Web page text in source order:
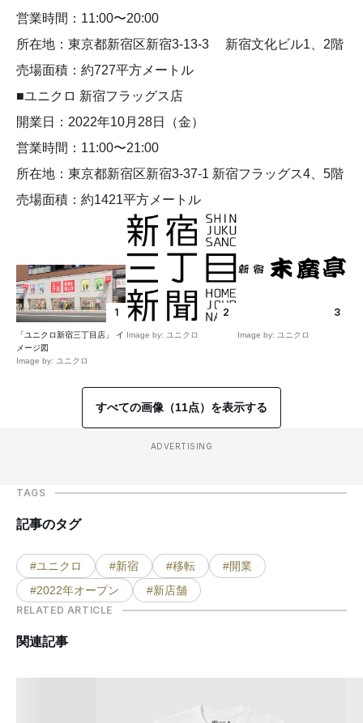
営業時間：11:00〜20:00
所在地：東京都新宿区新宿3-13-3 新宿文化ビル1、2階
売場面積：約727平方メートル
■ユニクロ 新宿フラッグス店
開業日：2022年10月28日（金）
営業時間：11:00〜21:00
所在地：東京都新宿区新宿3-37-1 新宿フラッグス4、5階
売場面積：約1421平方メートル
1
「ユニクロ新宿三丁目店」 イ
メージ図
Image by: ユニクロ
2
Image by: ユニクロ
3
Image by: ユニクロ
すべての画像（11点）を表示する
ADVERTISING
TAGS
記事のタグ
#ユニクロ #新宿 #移転
#開業
#2022年オープン
#新店舗
RELATED ARTICLE
関連記事